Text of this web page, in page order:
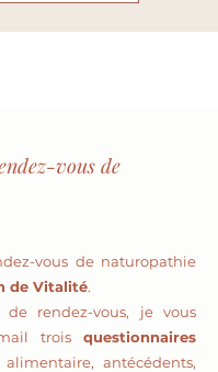
vous de
vous de naturopathie
de Vitalité.
rendez-vous, je vous
trois questionnaires
antécédents,